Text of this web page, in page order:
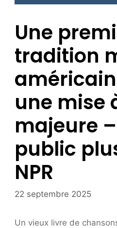
Une
tradition
une mise
majeure
public
NPR
22 septembre 2025
Un vieux livre de